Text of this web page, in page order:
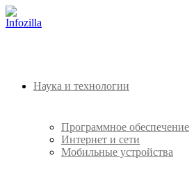
Наука и технологии
Программное обеспечение
Интернет и сети
Мобильные устройства